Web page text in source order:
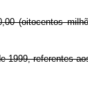
(oitocentos
referentes